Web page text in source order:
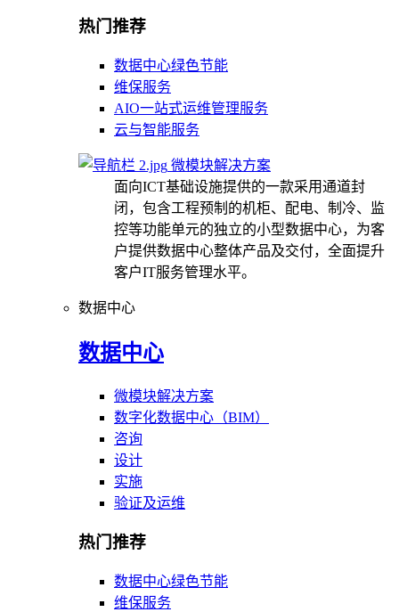
热门推荐
数据中心绿色节能
维保服务
AIO一站式运维管理服务
云与智能服务
微模块解决方案
面向ICT基础设施提供的一款采用通道封
闭，包含工程预制的机柜、配电、制冷、监
控等功能单元的独立的小型数据中心，为客
户提供数据中心整体产品及交付，全面提升
客户IT服务管理水平。
数据中心
数据中心
微模块解决方案
数字化数据中心（BIM）
咨询
设计
实施
验证及运维
热门推荐
数据中心绿色节能
维保服务